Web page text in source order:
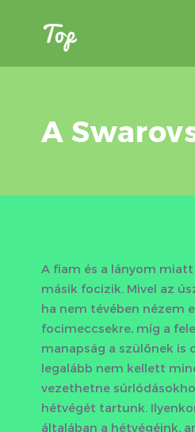
Top
A
A fiam és a lányom
másik focizik. Mivel az
ha nem tévében nézem
focimeccsekre, míg a
manapság a szülőnek is
legalább nem kellett
vezethetne
hétvégét tartunk.
általában a hétvégéink,